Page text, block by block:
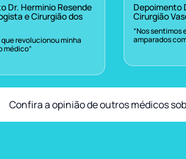
Dr. Herminio Resende
e Cirurgião dos
que revolucionou minha
médico”
Depoimento
Cirurgião
“Nos
amparados
Confira a opinião de outros médicos